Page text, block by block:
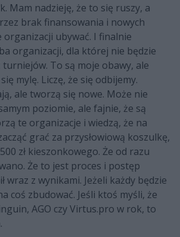
Mam nadzieję, że to się ruszy, a
brak finansowania i nowych
ubywać. I finalnie
organizacji, dla której nie będzie
turniejów. To są moje obawy, ale
mylę. Liczę, że się odbijemy.
ale tworzą się nowe. Może nie
poziomie, ale fajnie, że są
te organizacje i wiedzą, że na
grać za przysłowiową koszulkę,
zł kieszonkowego. Że od razu
Że to jest proces i postęp
wraz z wynikami. Jeżeli każdy będzie
coś zbudować. Jeśli ktoś myśli, że
AGO czy Virtus.pro w rok, to